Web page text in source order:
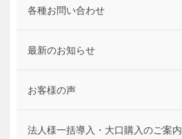
各種お問い合わせ
最新のお知らせ
お客様の声
法人様一括導入・大口購入のご案内